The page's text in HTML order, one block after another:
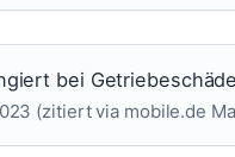
bei
(zitiert via mobile.de